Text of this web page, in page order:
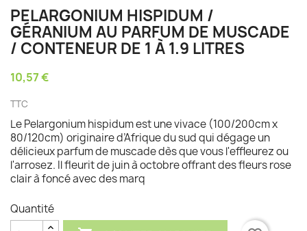
PELARGONIUM HISPIDUM /
GÉRANIUM AU PARFUM DE MUSCADE
/ CONTENEUR DE 1 À 1.9 LITRES
10,57 €
TTC
Le Pelargonium hispidum est une vivace (100/200cm x
80/120cm) originaire d’Afrique du sud qui dégage un
délicieux parfum de muscade dès que vous l'effleurez ou
l'arrosez. Il fleurit de juin à octobre offrant des fleurs rose
clair à foncé avec des marq
Quantité